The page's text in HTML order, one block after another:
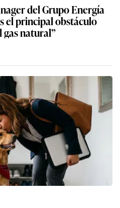
del Grupo Energía
el principal obstáculo
natural”